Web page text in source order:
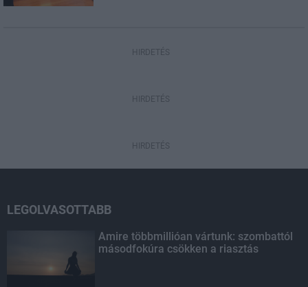
HIRDETÉS
HIRDETÉS
HIRDETÉS
LEGOLVASOTTABB
Amire többmillióan vártunk: szombattól
másodfokúra csökken a riasztás